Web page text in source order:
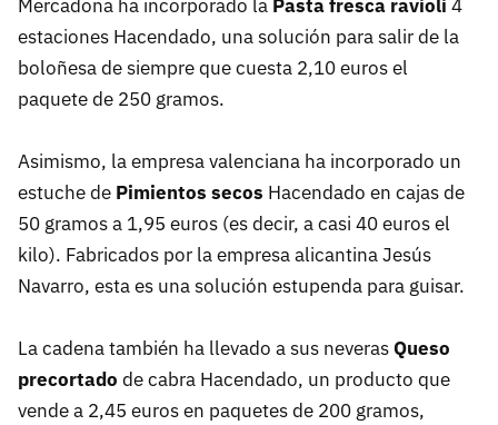
Mercadona ha incorporado la Pasta fresca ravioli 4
estaciones Hacendado, una solución para salir de la
boloñesa de siempre que cuesta 2,10 euros el
paquete de 250 gramos.
Asimismo, la empresa valenciana ha incorporado un
estuche de Pimientos secos Hacendado en cajas de
50 gramos a 1,95 euros (es decir, a casi 40 euros el
kilo). Fabricados por la empresa alicantina Jesús
Navarro, esta es una solución estupenda para guisar.
La cadena también ha llevado a sus neverasQueso
precortado de cabra Hacendado, un producto que
vende a 2,45 euros en paquetes de 200 gramos,